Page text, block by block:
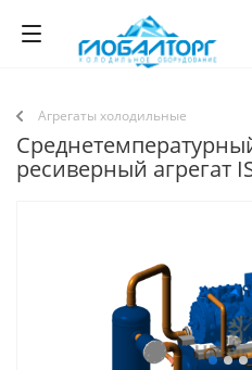
Агрегаты холодильные
ресиверный агрегат